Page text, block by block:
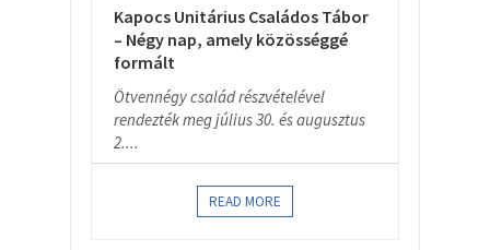
Kapocs Unitárius Családos Tábor
– Négy nap, amely közösséggé
formált
Ötvennégy család részvételével
rendezték meg július 30. és augusztus
2....
READ MORE